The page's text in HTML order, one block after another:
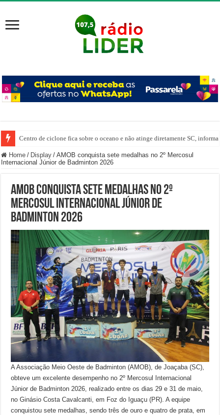
Centro de ciclone fica sobre o oceano e não atinge diretamente SC,
Carro despenca no Rio do Tigre após saída de pista em Joaçaba
Home / Display / AMOB conquista sete medalhas no 2º Mercosul
Internacional Júnior de Badminton 2026
AMOB conquista sete medalhas no 2º
Mercosul Internacional Júnior de
Badminton 2026
A Associação Meio Oeste de Badminton (AMOB), de Joaçaba (SC),
obteve um excelente desempenho no 2º Mercosul Internacional
Júnior de Badminton 2026, realizado entre os dias 29 e 31 de maio,
no Ginásio Costa Cavalcanti, em Foz do Iguaçu (PR). A equipe
conquistou sete medalhas, sendo três de ouro e quatro de prata, em